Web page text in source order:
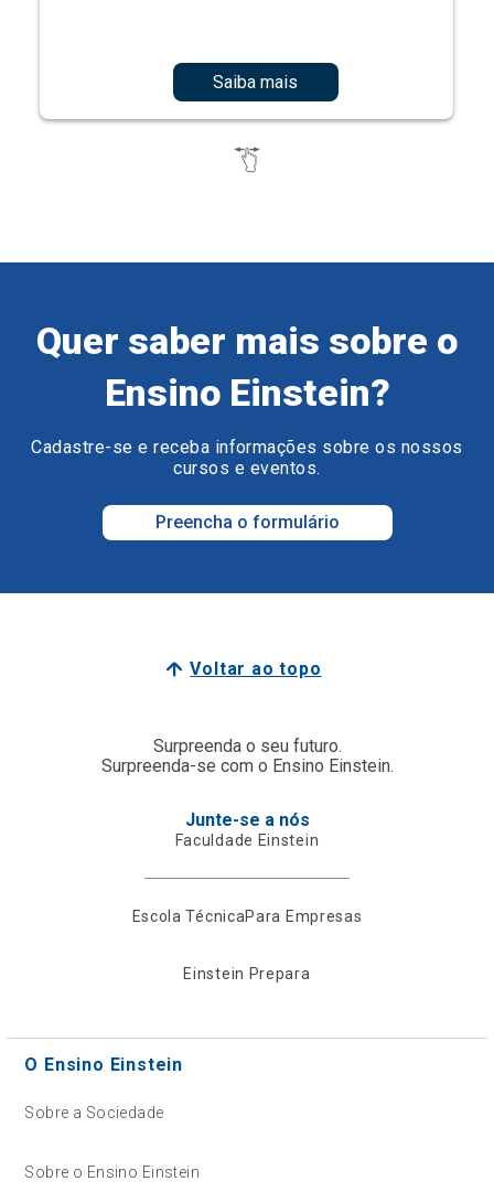
Saiba mais
Quer saber mais sobre o
Ensino Einstein?
Cadastre-se e receba informações sobre os nossos
cursos e eventos.
Preencha o formulário
Voltar ao topo
Surpreenda o seu futuro.
Surpreenda-se com o Ensino Einstein.
Junte-se a nós
Faculdade Einstein
Escola TécnicaPara Empresas
Einstein Prepara
O Ensino Einstein
Sobre a Sociedade
Sobre o Ensino Einstein